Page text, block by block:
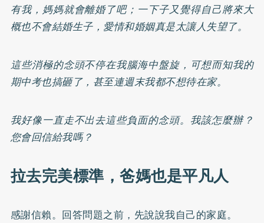
有我，媽媽就會離婚了吧；一下子又覺得自己將來大
概也不會結婚生子，愛情和婚姻真是太讓人失望了。
這些消極的念頭不停在我腦海中盤旋，可想而知我的
期中考也搞砸了，甚至連週末我都不想待在家。
我好像一直走不出去這些負面的念頭。我該怎麼辦？
您會回信給我嗎？
拉去完美標準，爸媽也是平凡人
感謝信賴。回答問題之前，先說說我自己的家庭。